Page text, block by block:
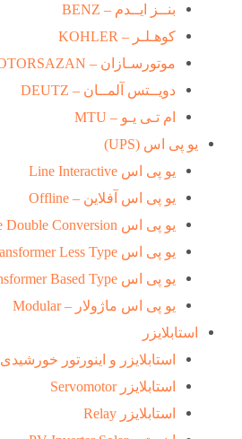
بنــز ایــدم – BENZ
کوهـلـر – KOHLER
موتورسـازان – MOTORSAZAN
دویــتس آلمــان – DEUTZ
ام تـی یـو – MTU
یو پی اس (UPS)
یو پی اس Line Interactive
یو پی اس آفلاین – Offline
یو پی اس Online Double Conversion
یو پی اس Transformer Less Type
یو پی اس Transformer Based Type
یو پی اس ماژولار – Modular
استابلایزر
استابلایزر و اینورتور خورشیدی
استابلایزر Servomotor
استابلایزر Relay